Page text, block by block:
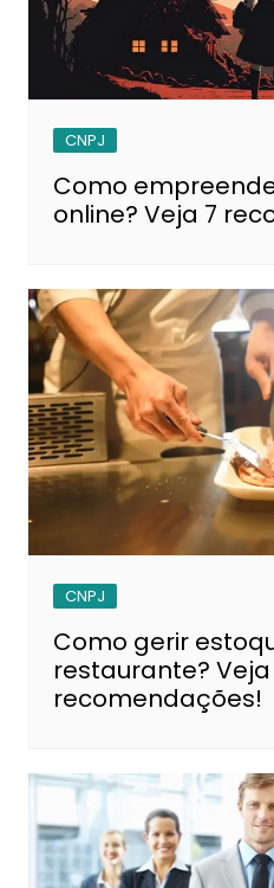
CNPJ
Como
online? Veja 7
CNPJ
Como gerir
restaurante? Veja
recomendações!